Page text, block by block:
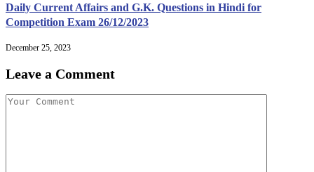
Daily Current Affairs and G.K. Questions in Hindi for
Competition Exam 26/12/2023
December 25, 2023
Leave a Comment